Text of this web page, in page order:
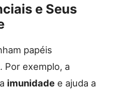
e Seus
papéis
Por exemplo, a
imunidade e ajuda a